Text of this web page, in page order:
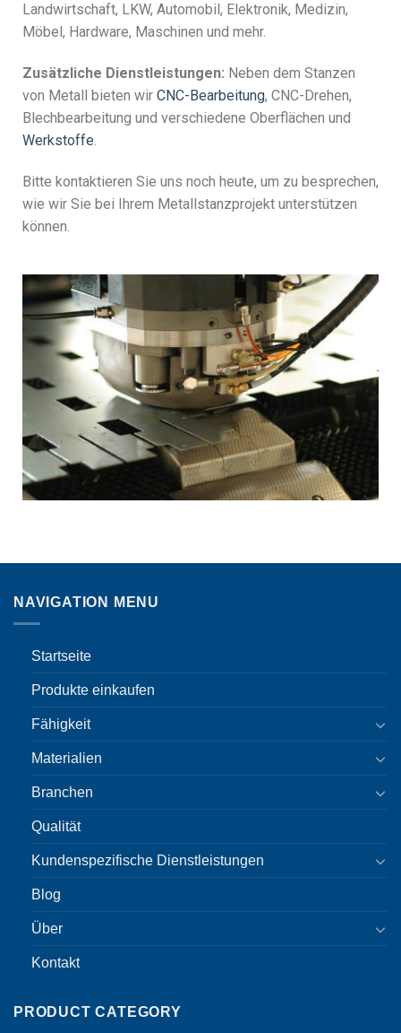
Landwirtschaft, LKW, Automobil, Elektronik, Medizin,
Möbel, Hardware, Maschinen und mehr.
Zusätzliche Dienstleistungen: Neben dem Stanzen
von Metall bieten wir CNC-Bearbeitung, CNC-Drehen,
Blechbearbeitung und verschiedene Oberflächen und
Werkstoffe.
Bitte kontaktieren Sie uns noch heute, um zu besprechen,
wie wir Sie bei Ihrem Metallstanzprojekt unterstützen
können.
NAVIGATION MENU
Startseite
Produkte einkaufen
Fähigkeit
Materialien
Branchen
Qualität
Kundenspezifische Dienstleistungen
Blog
Über
Kontakt
PRODUCT CATEGORY